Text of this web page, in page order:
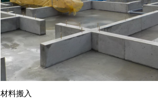
材料搬入